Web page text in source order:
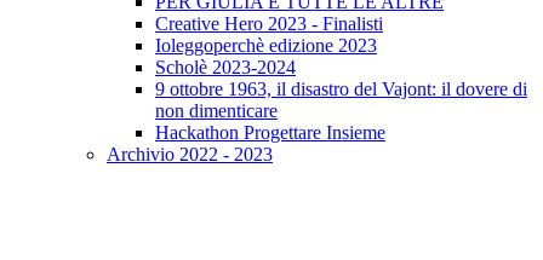
Creative Hero 2023 - Finalisti
Ioleggoperchè edizione 2023
Scholè 2023-2024
9 ottobre 1963, il disastro del Vajont: il dovere di
non dimenticare
Hackathon Progettare Insieme
Archivio 2022 - 2023